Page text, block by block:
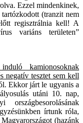
Ezzel mindenkinek,
(tranzit nem
regisztrálnia kell! A
variáns területen”
kamionosoknak
negatív tesztet sem kell
Ekkor járt le ugyanis a
utáni 10. nap,
írtunk róla,
(hazánk